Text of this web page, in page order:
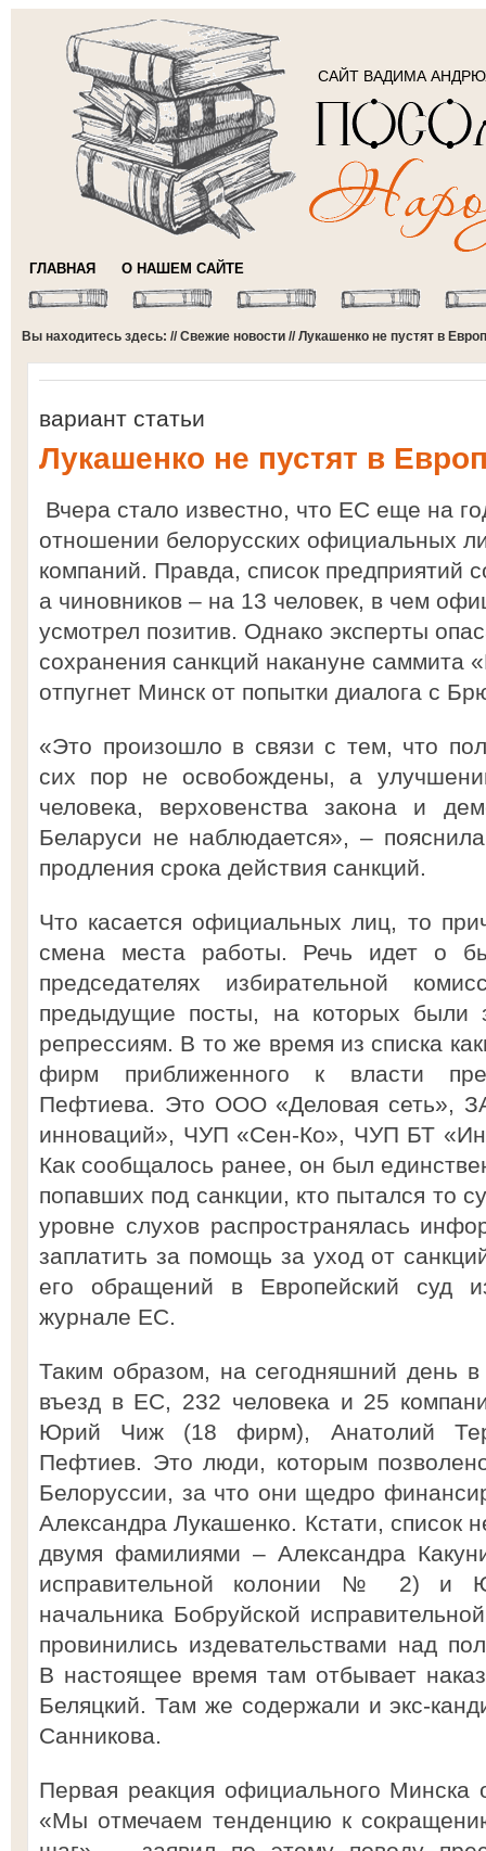
САЙТ ВАДИМА
ГЛАВНАЯ О НАШЕМ САЙТЕ
Вы находитесь здесь: //Свежие новости // Лукашенко не пустят в
вариант статьи
Лукашенко не пустят в
Вчера стало известно, что ЕС еще на
отношении белорусских официальных
компаний. Правда, список предприятий
а чиновников – на 13 человек, в чем
усмотрел позитив. Однако эксперты
сохранения санкций накануне саммита
отпугнет Минск от попытки диалога с
«Это произошло в связи с тем, что
сих пор не освобождены, а
человека, верховенства закона и
Беларуси не наблюдается», –
продления срока действия санкций.
Что касается официальных лиц, то
смена места работы. Речь идет о
председателях избирательной
предыдущие посты, на которых были
репрессиям. В то же время из списка
фирм приближенного к власти
Пефтиева. Это ООО «Деловая сеть»,
инноваций», ЧУП «Сен-Ко», ЧУП БТ
Как сообщалось ранее, он был
попавших под санкции, кто пытался то
уровне слухов распространялась
заплатить за помощь за уход от
его обращений в Европейский суд
журнале ЕС.
Таким образом, на сегодняшний день
въезд в ЕС, 232 человека и 25
Юрий Чиж (18 фирм), Анатолий
Пефтиев. Это люди, которым
Белоруссии, за что они щедро
Александра Лукашенко. Кстати, список
двумя фамилиями – Александра
исправительной колонии № 2) и
начальника Бобруйской
провинились издевательствами над
В настоящее время там отбывает
Беляцкий. Там же содержали и экс-
Санникова.
Первая реакция официального Минска
«Мы отмечаем тенденцию к